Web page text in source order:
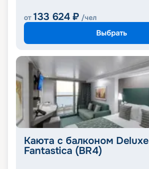
от 133 624 ₽ /чел
Выбрать
Каюта с балконом Deluxe
Fantastica (BR4)